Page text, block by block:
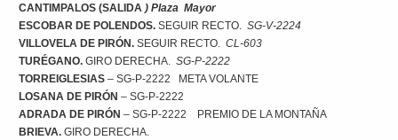
CANTIMPALOS(SALIDA ) Plaza Mayor
ESCOBAR DE POLENDOS. SEGUIR RECTO.
SG-V-2224
VILLOVELA DE PIRÓN. SEGUIR RECTO.
CL-603
TURÉGANO. GIRO DERECHA.
SG-P-2222
TORREIGLESIAS– SG-P-2222 META VOLANTE
LOSANA DE PIRÓN– SG-P-2222
ADRADA DE PIRÓN– SG-P-2222 PREMIO DE LA MONTAÑA
BRIEVA. GIRO DERECHA.